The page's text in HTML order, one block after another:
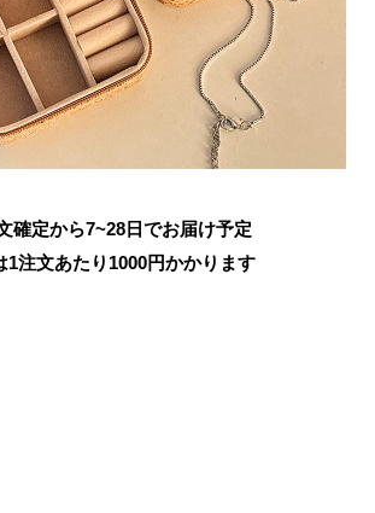
確定から7~28日でお届け予定
1注文あたり 1000円かかります